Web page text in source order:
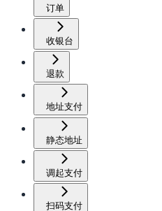
订单
收银台
退款
地址支付
静态地址
调起支付
扫码支付